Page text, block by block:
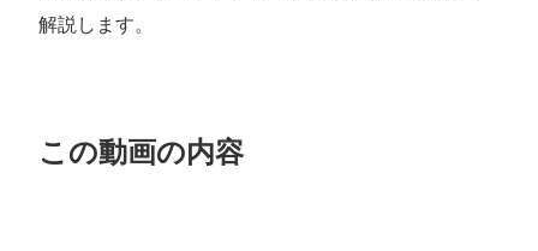
解説します。
この動画の内容